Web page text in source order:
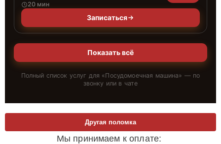
20 мин
Записаться
Показать всё
Полный список услуг для «Посудомоечная машина» — по
звонку или в чате
Мы принимаем к оплате:
Другая поломка